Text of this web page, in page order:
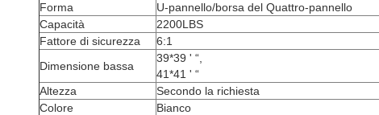
Forma
U-pannello/borsa del Quattro-pannello
Capacità
2200LBS
Fattore di sicurezza
6:1
Dimensione bassa
39*39 ' “,
41*41 ' “
Altezza
Secondo la richiesta
Colore
Bianco